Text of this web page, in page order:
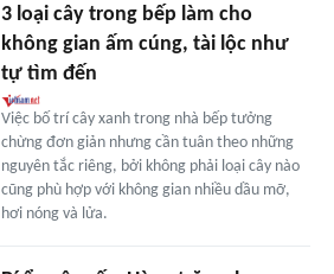
3 loại cây trong bếp làm cho
không gian ấm cúng, tài lộc như
tự tìm đến
Việc bố trí cây xanh trong nhà bếp tưởng
chừng đơn giản nhưng cần tuân theo những
nguyên tắc riêng, bởi không phải loại cây nào
cũng phù hợp với không gian nhiều dầu mỡ,
hơi nóng và lửa.